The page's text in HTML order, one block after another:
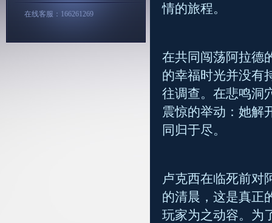
在线客服：166261269
情的旅程。
在共同闯荡阿拉德
的幸福时光并没有
往调查。在悲鸣洞
震惊的举动：她解
同归于尽。
卢克西在临死前
的清晨，这是真正
玩家为之动容。为